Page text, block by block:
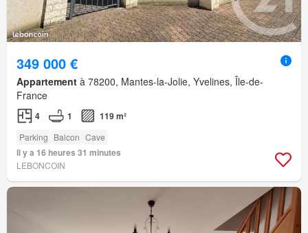
349 000 €
Appartement à 78200, Mantes-la-Jolie, Yvelines, Île-de-
France
4 1 119 m²
Parking Balcon Cave
Il y a 16 heures 31 minutes
LEBONCOIN